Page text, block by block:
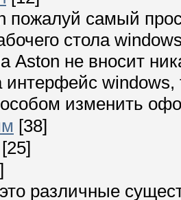
самый
стола
Aston не вносит
интерфейс
изменить
[38]
[25]
различные